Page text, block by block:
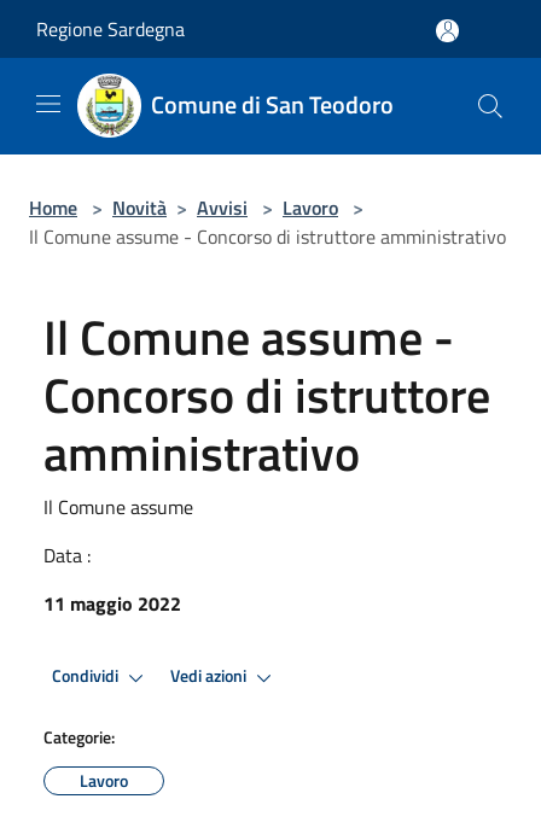
Regione Sardegna
Comune di San Teodoro
Home > Novità > Avvisi > Lavoro >
Il Comune assume - Concorso di istruttore amministrativo
Il Comune assume -
Concorso di istruttore
amministrativo
Il Comune assume
Data :
11 maggio 2022
Condividi Vedi azioni
Categorie:
Lavoro